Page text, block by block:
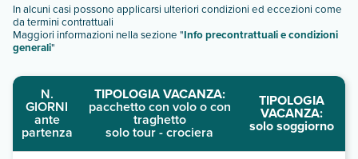
In alcuni casi possono applicarsi ulteriori condizioni ed eccezioni come
da termini contrattuali
Maggiori informazioni nella sezione "Info precontrattuali e condizioni
generali"
N.
GIORNI
ante
partenza
TIPOLOGIA VACANZA:
pacchetto con volo o con
traghetto
solo tour - crociera
TIPOLOGIA
VACANZA:
solo soggiorno